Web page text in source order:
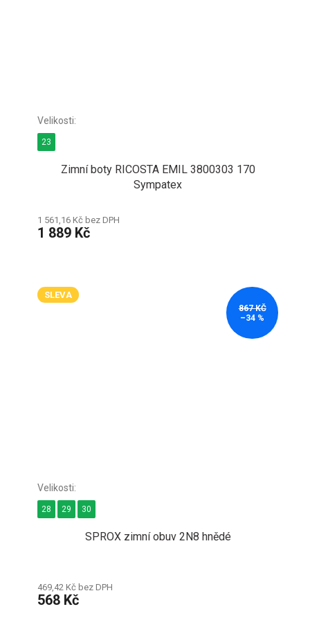
Zimní boty RICOSTA EMIL 3800303 170
Sympatex
1 561,16 Kč bez DPH
1 889 Kč
23
SLEVA
867 KČ
–34 %
SPROX zimní obuv 2N8 hnědé
469,42 Kč bez DPH
568 Kč
28 29 30